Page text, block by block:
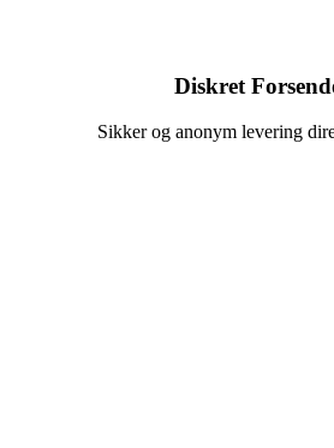
Diskret
Sikker og anonym levering